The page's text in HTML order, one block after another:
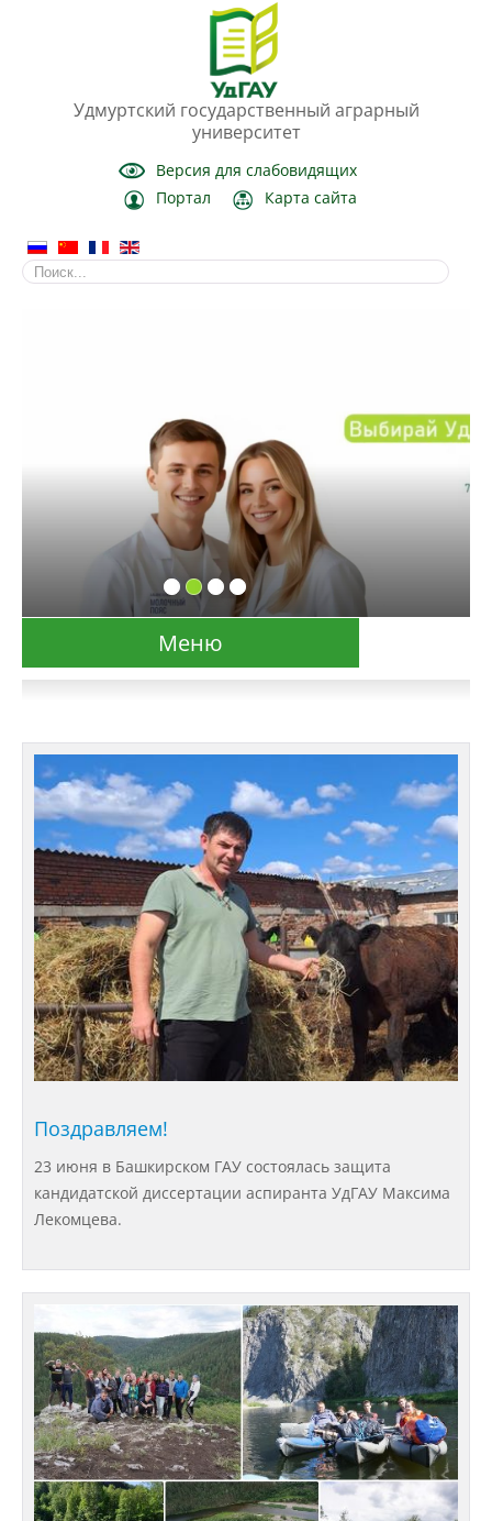
Удмуртский государственный аграрный
университет
Версия для слабовидящих
Портал
Карта сайта
Меню
Основные сведения
Структура и органы управления
образовательной организацией
Документы
Образовательные стандарты и
требования
Образование
Педагогический состав
Материально-техническое
обеспечение и оснащенность
образовательного процесса
Стипендии и меры поддержки
обучающихся
Платные образовательные услуги
Поздравляем!
23 июня в Башкирском ГАУ состоялась защита
кандидатской диссертации аспиранта УдГАУ Максима
Лекомцева.